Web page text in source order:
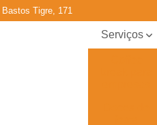
Tigre, 171
Serviços